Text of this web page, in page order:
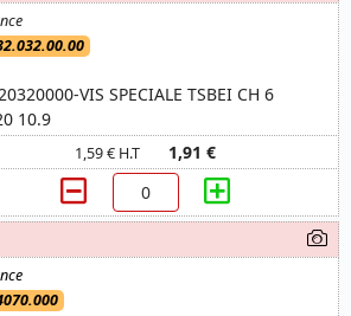
VIS SPECIALE TSBEI CH 6
10.9
1,59 € H.T 1,91 €